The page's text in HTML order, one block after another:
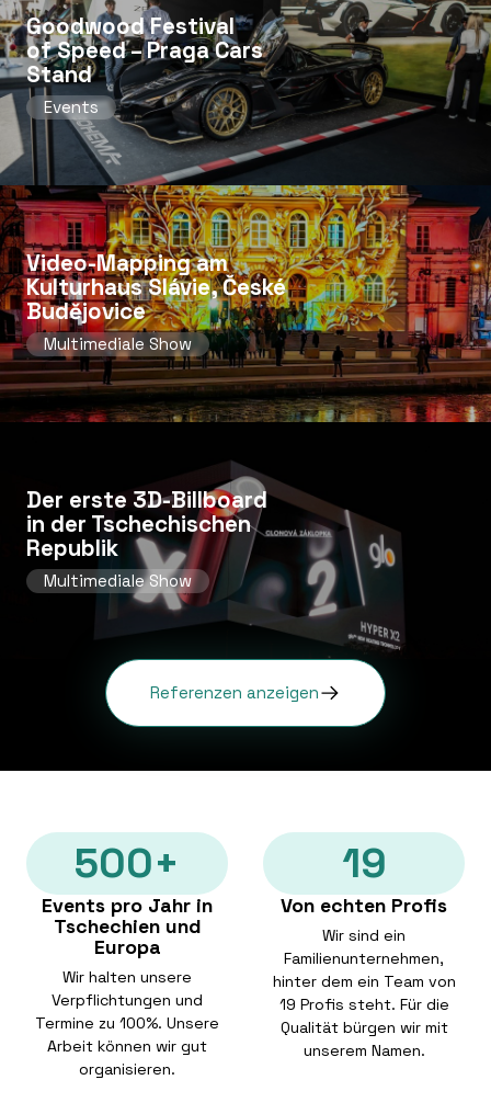
Goodwood Festival
of Speed ​​– Praga Cars
Stand
Events
Video-Mapping am
Kulturhaus Slávie, České
Budějovice
Multimediale Show
Der erste 3D-Billboard
in der Tschechischen
Republik
Multimediale Show
Referenzen anzeigen
500+
Events pro Jahr in
Tschechien und
Europa
Wir halten unsere
Verpflichtungen und
Termine zu 100%. Unsere
Arbeit können wir gut
organisieren.
19
Von echten Profis
Wir sind ein
Familienunternehmen,
hinter dem ein Team von
19 Profis steht. Für die
Qualität bürgen wir mit
unserem Namen.